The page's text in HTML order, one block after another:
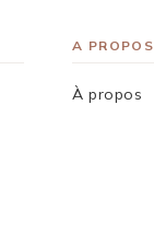
A PROPOS
À propos